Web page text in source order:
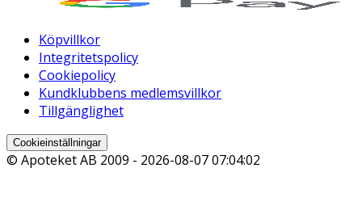
Köpvillkor
Integritetspolicy
Cookiepolicy
Kundklubbens medlemsvillkor
Tillgänglighet
Cookieinställningar
© Apoteket AB 2009 - 2026-08-07 07:04:02